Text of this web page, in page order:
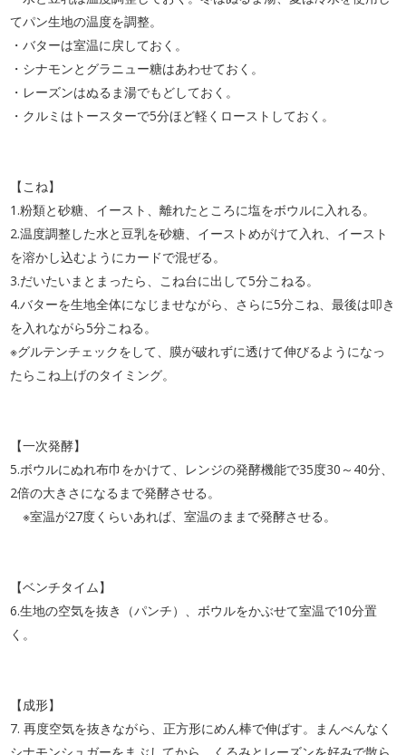
てパン生地の温度を調整。
・バターは室温に戻しておく。
・シナモンとグラニュー糖はあわせておく。
・レーズンはぬるま湯でもどしておく。
・クルミはトースターで5分ほど軽くローストしておく。
【こね】
1.粉類と砂糖、イースト、離れたところに塩をボウルに入れる。
2.温度調整した水と豆乳を砂糖、イーストめがけて入れ、イースト
を溶かし込むようにカードで混ぜる。
3.だいたいまとまったら、こね台に出して5分こねる。
4.バターを生地全体になじませながら、さらに5分こね、最後は叩き
を入れながら5分こねる。
※グルテンチェックをして、膜が破れずに透けて伸びるようになっ
たらこね上げのタイミング。
【一次発酵】
5.ボウルにぬれ布巾をかけて、レンジの発酵機能で35度30～40分、
2倍の大きさになるまで発酵させる。
※室温が27度くらいあれば、室温のままで発酵させる。
【ベンチタイム】
6.生地の空気を抜き（パンチ）、ボウルをかぶせて室温で10分置
く。
【成形】
7. 再度空気を抜きながら、正方形にめん棒で伸ばす。まんべんなく